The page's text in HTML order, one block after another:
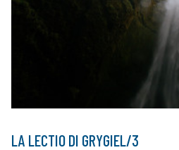
LA LECTIO DI GRYGIEL/3